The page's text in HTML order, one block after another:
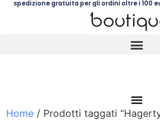
spedizione gratuita per gli ordini oltre i 100
Home / Prodotti taggati